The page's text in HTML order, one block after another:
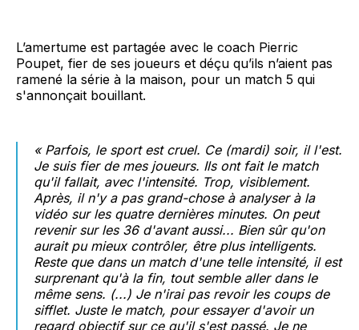
L’amertume est partagée avec le coach Pierric
Poupet, fier de ses joueurs et déçu qu’ils n’aient pas
ramené la série à la maison, pour un match 5 qui
s'annonçait bouillant.
« Parfois, le sport est cruel. Ce (mardi) soir, il l'est.
Je suis fier de mes joueurs. Ils ont fait le match
qu'il fallait, avec l'intensité. Trop, visiblement.
Après, il n'y a pas grand-chose à analyser à la
vidéo sur les quatre dernières minutes. On peut
revenir sur les 36 d'avant aussi... Bien sûr qu'on
aurait pu mieux contrôler, être plus intelligents.
Reste que dans un match d'une telle intensité, il est
surprenant qu'à la fin, tout semble aller dans le
même sens. (...) Je n'irai pas revoir les coups de
sifflet. Juste le match, pour essayer d'avoir un
regard objectif sur ce qu'il s'est passé. Je ne